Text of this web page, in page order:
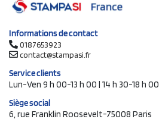
Informations de contact
0187653923
contact@stampasi.fr
Service clients
Lun-Ven 9 h 00-13 h 00 | 14 h 30-18 h 00
Siège social
6, rue Franklin Roosevelt-75008 Paris